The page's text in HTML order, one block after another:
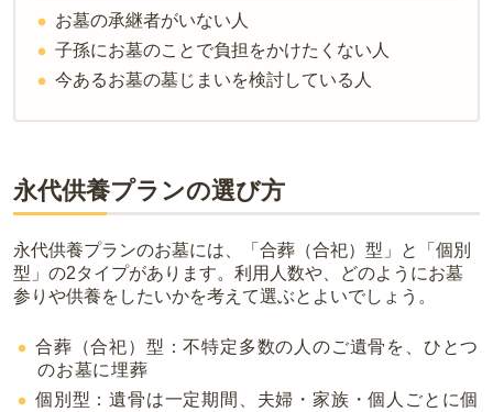
正確な費用は、区画や石材の選び方によって大きく変わるため、見
積もりを取るまで確定しません。
現地見学では、担当者に「提示金額以外にかかる費用はないか」を
必ず確認することをおすすめします。
お墓の承継者がいない人
子孫にお墓のことで負担をかけたくない人
今あるお墓の墓じまいを検討している人
永代供養プランの選び方
永代供養プランのお墓には、「合葬（合祀）型」と「個別
型」の2タイプがあります。利用人数や、どのようにお墓
参りや供養をしたいかを考えて選ぶとよいでしょう。
合葬（合祀）型：不特定多数の人のご遺骨を、ひとつ
のお墓に埋葬
個別型：遺骨は一定期間、夫婦・家族・個人ごとに個